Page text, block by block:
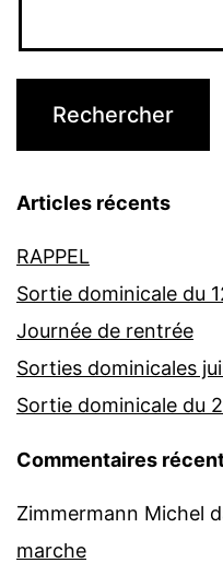
Articles récents
RAPPEL
Sortie dominicale du
Journée de rentrée
Sorties dominicales
Sortie dominicale du
Commentaires
Zimmermann Michel
marche